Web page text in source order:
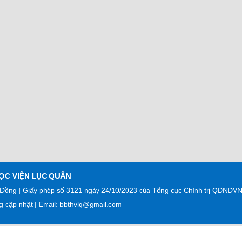
VIỆN LỤC QUÂN
| Giấy phép số 3121 ngày 24/10/2023 của Tổng cục Chính trị QĐNDVN
cập nhật | Email: bbthvlq@gmail.com